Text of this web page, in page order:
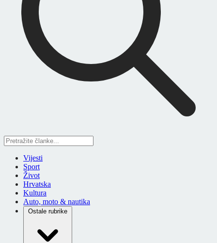
Vijesti
Sport
Život
Hrvatska
Kultura
Auto, moto & nautika
Ostale rubrike